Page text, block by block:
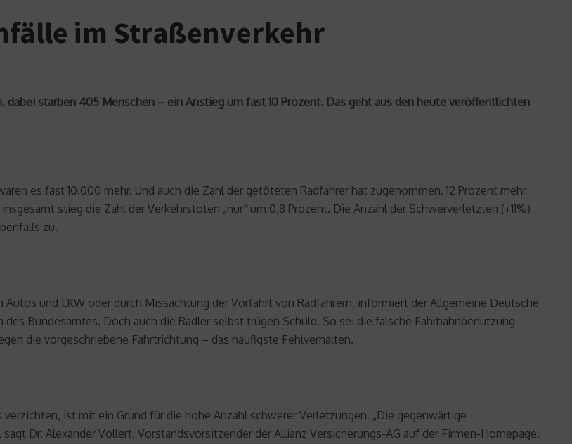
im Straßenverkehr
dabei starben 405 Menschen – ein Anstieg um fast 10 Prozent. Das geht aus den heute veröffentlichten
es fast 10.000 mehr. Und auch die Zahl der getöteten Radfahrer hat zugenommen. 12 Prozent mehr
stieg die Zahl der Verkehrstoten „nur“ um 0,8 Prozent. Die Anzahl der Schwerverletzten (+11%)
zu.
und LKW oder durch Missachtung der Vorfahrt von Radfahrern, informiert der Allgemeine Deutsche
Bundesamtes. Doch auch die Radler selbst trügen Schuld. So sei die falsche Fahrbahnbenutzung –
die vorgeschriebene Fahrtrichtung – das häufigste Fehlverhalten.
ist mit ein Grund für die hohe Anzahl schwerer Verletzungen. „Die gegenwärtige
Dr. Alexander Vollert, Vorstandsvorsitzender der Allianz Versicherungs-AG auf der Firmen-Homepage.